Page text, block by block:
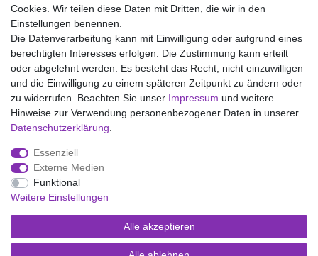
Wir liefern mit DHL (auch Samstags)
Kostenloser Versand
14 Tage Rückgaberecht
Impressum Daten­schutz­erklärung AGB
Widerrufs­recht
Cookies. Wir teilen diese Daten mit Dritten, die wir in den
Einstellungen benennen.
Die Datenverarbeitung kann mit Einwilligung oder aufgrund eines
berechtigten Interesses erfolgen. Die Zustimmung kann erteilt
oder abgelehnt werden. Es besteht das Recht, nicht einzuwilligen
und die Einwilligung zu einem späteren Zeitpunkt zu ändern oder
zu widerrufen. Beachten Sie unser Impressum und weitere
Hinweise zur Verwendung personenbezogener Daten in unserer
Daten­schutz­erklärung
Essenziell
Externe Medien
Funktional
Weitere Einstellungen
Alle akzeptieren